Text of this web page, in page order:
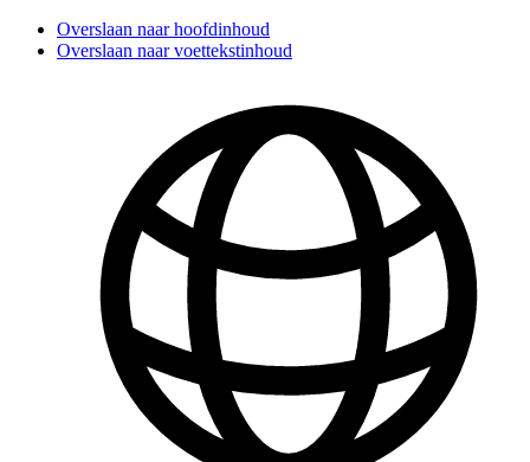
Overslaan naar hoofdinhoud
Overslaan naar voettekstinhoud